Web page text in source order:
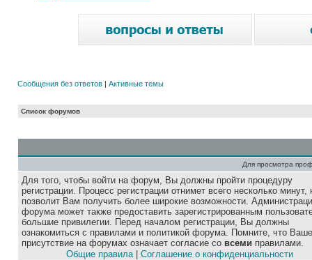
Сообщения без ответов | Активные темы
Список форумов
Для просмотра
Для того, чтобы войти на форум, Вы должны пройти процедуру
регистрации. Процесс регистрации отнимет всего несколько минут,
позволит Вам получить более широкие возможности.
форума может также предоставить зарегистрированным
большие привилегии. Перед началом регистрации, Вы должны
ознакомиться с правилами и политикой форума. Помните, что Ваше
присутствие на форумах означает согласие со всеми правилами.
Общие правила| Соглашение о конфиденциальности